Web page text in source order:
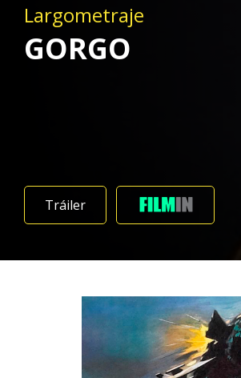
Largometraje
GORGO
Tráiler